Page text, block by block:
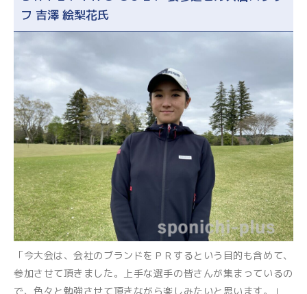
フ 吉澤 絵梨花氏
「今大会は、会社のブランドをＰＲするという目的も含めて、
参加させて頂きました。上手な選手の皆さんが集まっているの
で、色々と勉強させて頂きながら楽しみたいと思います。」